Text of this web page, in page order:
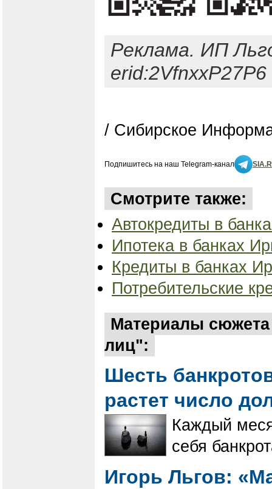
Реклама. ИП
erid:2VfnxxP27P6
/ Сибирское
Подпишитесь на наш Telegram-канал
Смотрите также:
Автокредиты в
Ипотека в банках
Кредиты в банках
Потребительские
Материалы сюжета
лиц":
Шесть
растет число
Каждый
себя
Игорь Льгов: